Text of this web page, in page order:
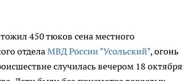
450 тюков сена местного
отделаМВД России "Усольский", огонь
случилась вечером 18 октября